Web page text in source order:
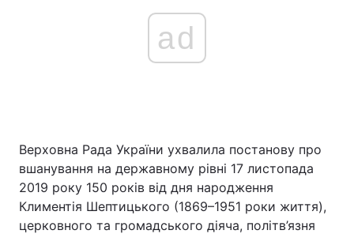
Головна Війна
ad
Верховна Рада України ухвалила постанову про
вшанування на державному рівні 17 листопада
2019 року 150 років від дня народження
Климентія Шептицького (1869–1951 роки життя),
церковного та громадського діяча, політв’язня